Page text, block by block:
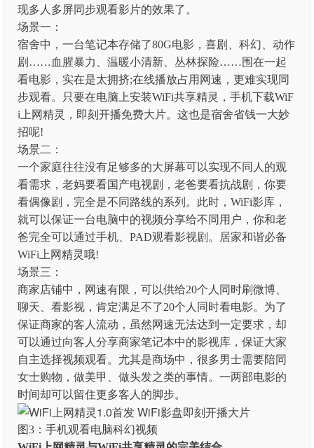
现多人多屏同步观看影片的效果了。
场景一：
宿舍中，一台笔记本存储了80G电影，喜剧、科幻、动作
剧……血腥暴力、温暖小清新、丛林探险……围在一起
看电影，实在是太拥挤;在线播放占用网速，更难实现同
步观看。只要在电脑上安装WiFi共享精灵，手机下载WiF
i上网精灵，即刻开播免费大片。这也是宿舍省钱一大妙
招呢!
场景二：
一个家庭往往没有足够多的大屏幕可以实现不同人的观
看需求，老妈要看国产电视剧，老爸要看抗战剧，你要
看偶像剧，完全是不同路线的系列。此时，WiFi影库，
就可以保证一台电脑中的视频分享给不同用户，你和老
爸完全可以通过手机、PAD观看影视剧。居家和谐必备
WiFi上网精灵哦!
场景三：
商家店铺中，网速有限，可以供给20个人同时刷微博、
聊天、看影视，肯定满足不了20个人同时看电影。为了
保证商家的客人流动，虽然网速无法达到一定要求，却
可以通过向客人分享商家笔记本中的影视库，保证大家
自主选择视频观看。尤其是商场中，很多男士需要陪同
女士购物，做美甲、做头发之类的事情。一两部电影的
时间却可以留住更多客人的脚步。
图3：手机观看电脑科幻视频